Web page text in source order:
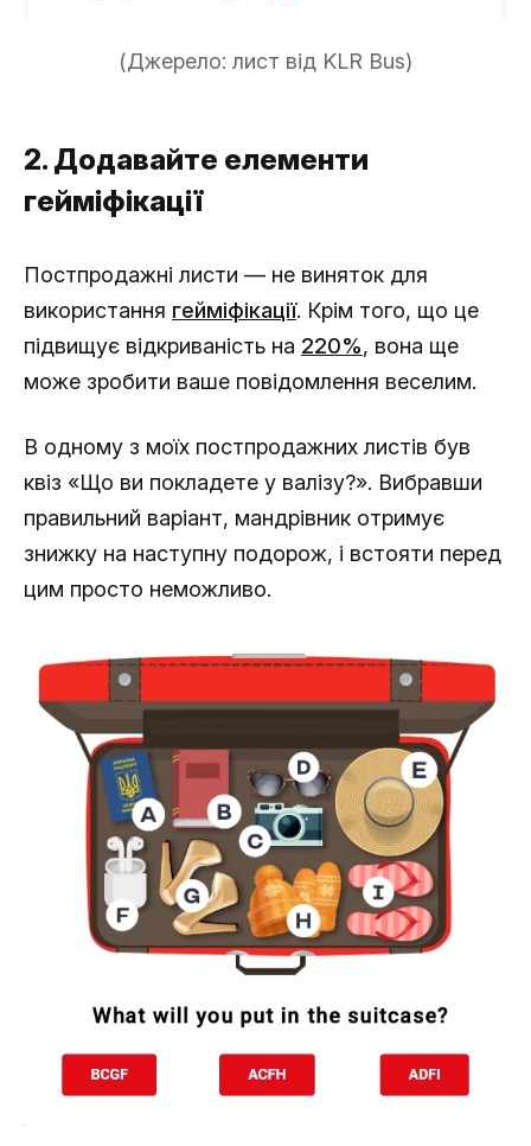
(Джерело: лист від KLR Bus)
2. Додавайте елементи
гейміфікації
Постпродажні листи — не виняток для
використання гейміфікації. Крім того, що це
підвищує відкриваність на 220%, вона ще
може зробити ваше повідомлення веселим.
В одному з моїх постпродажних листів був
квіз «Що ви покладете у валізу?». Вибравши
правильний варіант, мандрівник отримує
знижку на наступну подорож, і встояти перед
цим просто неможливо.